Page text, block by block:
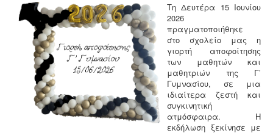
Τη Δευτέρα 15 Ιουνίου
2026
πραγματοποιήθηκε
στο σχολείο μας η
γιορτή αποφοίτησης
των μαθητών και
μαθητριών της Γ’
Γυμνασίου, σε μια
ιδιαίτερα ζεστή και
συγκινητική
ατμόσφαιρα. Η
εκδήλωση ξεκίνησε με